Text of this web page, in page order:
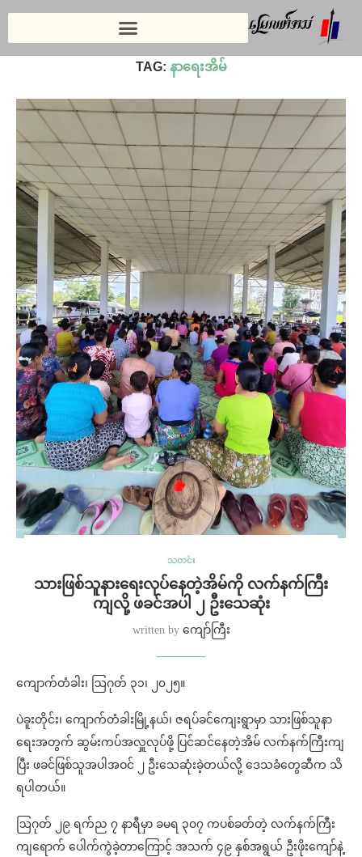
TAG: နာရေးအိမ်
သတင်း
သားဖြစ်သူနားရေးလုပ်နေတဲ့အိမ်ကို လက်နက်ကြီး
ကျလို့ ဖခင်အပါ ၂ ဦးသေဆုံး
written by ကျော်ကြီး
ကျောက်တံခါး၊ ဩဂုတ် ၃၁၊ ၂၀၂၅။
ပဲခူးတိုင်း၊ ကျောက်တံခါးမြို့နယ်၊ ဇရပ်ခင်ကျေးရွာမှာ သားဖြစ်သူနာ
ရေးအတွက် ဆွမ်းကပ်အလှူလုပ်ဖို့ ပြင်ဆင်နေတဲ့အိမ် လက်နက်ကြီးကျ
ပြီး ဖခင်ဖြစ်သူအပါအဝင် ၂ ဦးသေဆုံးခဲ့တယ်လို့ ဒေသခံတွေဆီက သိ
ရပါတယ်။
ဩဂုတ် ၂၉ ရက်ည ၇ နာရီမှာ ခမရ ၃၀၇ ကပစ်ခတ်တဲ့ လက်နက်ကြီး
ကျရောက် ပေါက်ကွဲခဲ့တာကြောင့် အသက် ၄၉ နှစ်အရွယ် ဦးဖိုးကျော်နဲ့